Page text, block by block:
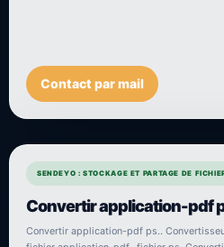
Contact par mail
SENDEYO : STOCKAGE ET PARTAGE DE
Convertir application-pdf
Convertir application-pdf ps..